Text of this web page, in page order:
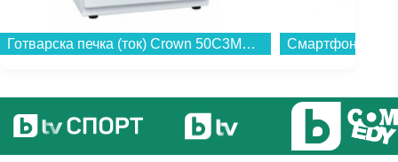
Готварска печка (ток) Crown 50C3MA , Бял , Керамични...